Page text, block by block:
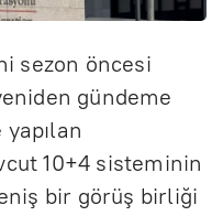
sezon öncesi
gündeme
10+4 sisteminin
bir görüş birliği